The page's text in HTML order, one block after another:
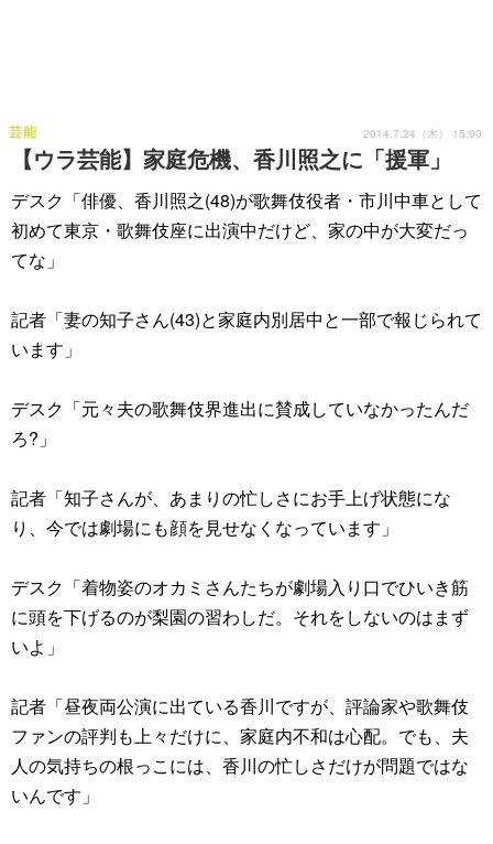
【ウラ芸能】家庭危機、香川照之に「援軍」
芸能 2014.7.24（木） 15:00
デスク「俳優、香川照之(48)が歌舞伎役者・市川中車として
初めて東京・歌舞伎座に出演中だけど、家の中が大変だっ
てな」
記者「妻の知子さん(43)と家庭内別居中と一部で報じられて
います」
デスク「元々夫の歌舞伎界進出に賛成していなかったんだ
ろ?」
記者「知子さんが、あまりの忙しさにお手上げ状態にな
り、今では劇場にも顔を見せなくなっています」
デスク「着物姿のオカミさんたちが劇場入り口でひいき筋
に頭を下げるのが梨園の習わしだ。それをしないのはまず
いよ」
記者「昼夜両公演に出ている香川ですが、評論家や歌舞伎
ファンの評判も上々だけに、家庭内不和は心配。でも、夫
人の気持ちの根っこには、香川の忙しさだけが問題ではな
いんです」